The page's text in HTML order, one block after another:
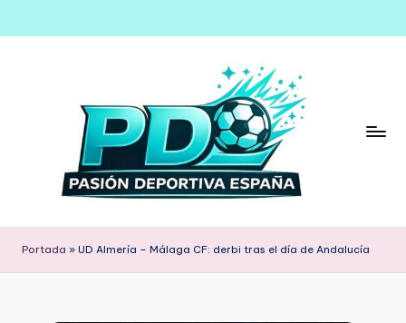
Saltar
Portada » UD Almería – Málaga CF: derbi tras el día de Andalucía